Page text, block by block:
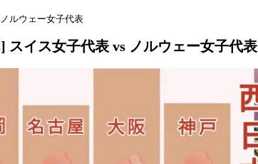
ルウェー女子代表
スイス女子代表 vs ノルウェー女子代表